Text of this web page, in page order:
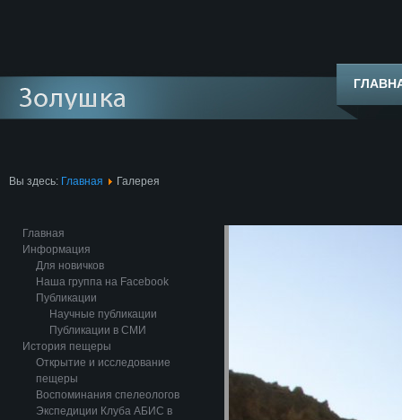
Вы здесь: Главная Галерея
Главная
Информация
Для новичков
Наша группа на Facebook
Публикации
Научные публикации
Публикации в СМИ
История пещеры
Открытие и исследование
пещеры
Воспоминания спелеологов
Экспедиции Клуба АБИС в